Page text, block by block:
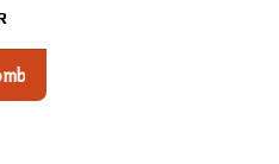
Minasatene Bangun